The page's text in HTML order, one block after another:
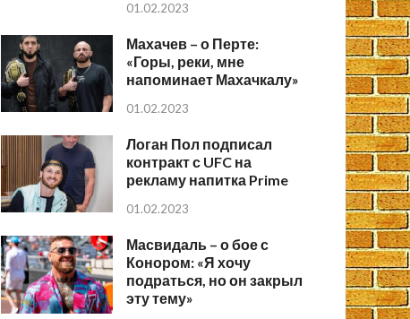
01.02.2023
Махачев – о Перте:
«Горы, реки, мне
напоминает Махачкалу»
01.02.2023
Логан Пол подписал
контракт с UFC на
рекламу напитка Prime
01.02.2023
Масвидаль – о бое с
Конором: «Я хочу
подраться, но он закрыл
эту тему»